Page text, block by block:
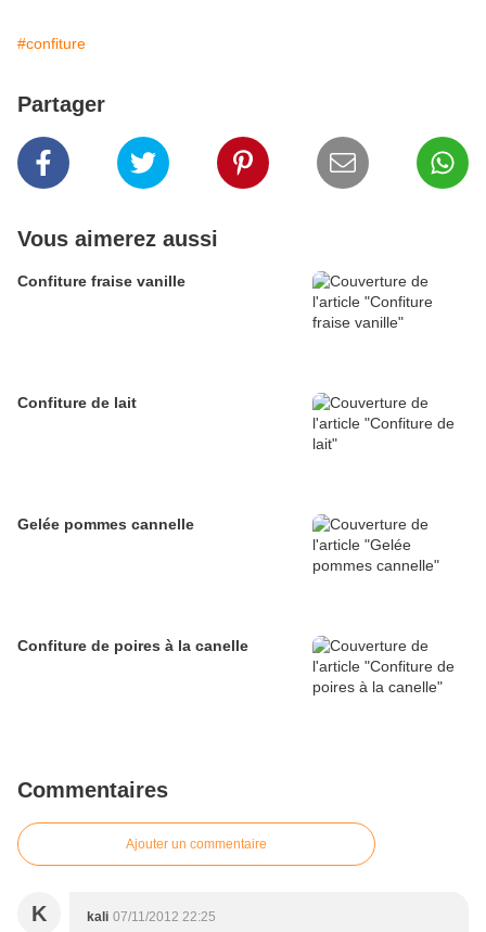
#confiture
Partager
Vous aimerez aussi
Confiture fraise vanille
Confiture de lait
Gelée pommes cannelle
Confiture de poires à la canelle
Commentaires
Ajouter un commentaire
K kali 07/11/2012 22:25